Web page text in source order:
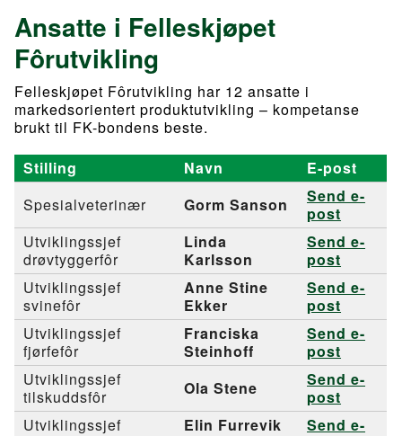
Ansatte i Felleskjøpet
Fôrutvikling
Felleskjøpet Fôrutvikling har 12 ansatte i
markedsorientert produktutvikling – kompetanse
brukt til FK-bondens beste.
Stilling
Navn
E-post
Spesialveterinær
Gorm Sanson
Send e-
post
Utviklingssjef
drøvtyggerfôr
Linda
Karlsson
Send e-
post
Utviklingssjef
svinefôr
Anne Stine
Ekker
Send e-
post
Utviklingssjef
fjørfefôr
Franciska
Steinhoff
Send e-
post
Utviklingssjef
tilskuddsfôr
Ola Stene
Send e-
post
Utviklingssjef
Elin Furrevik
Send e-